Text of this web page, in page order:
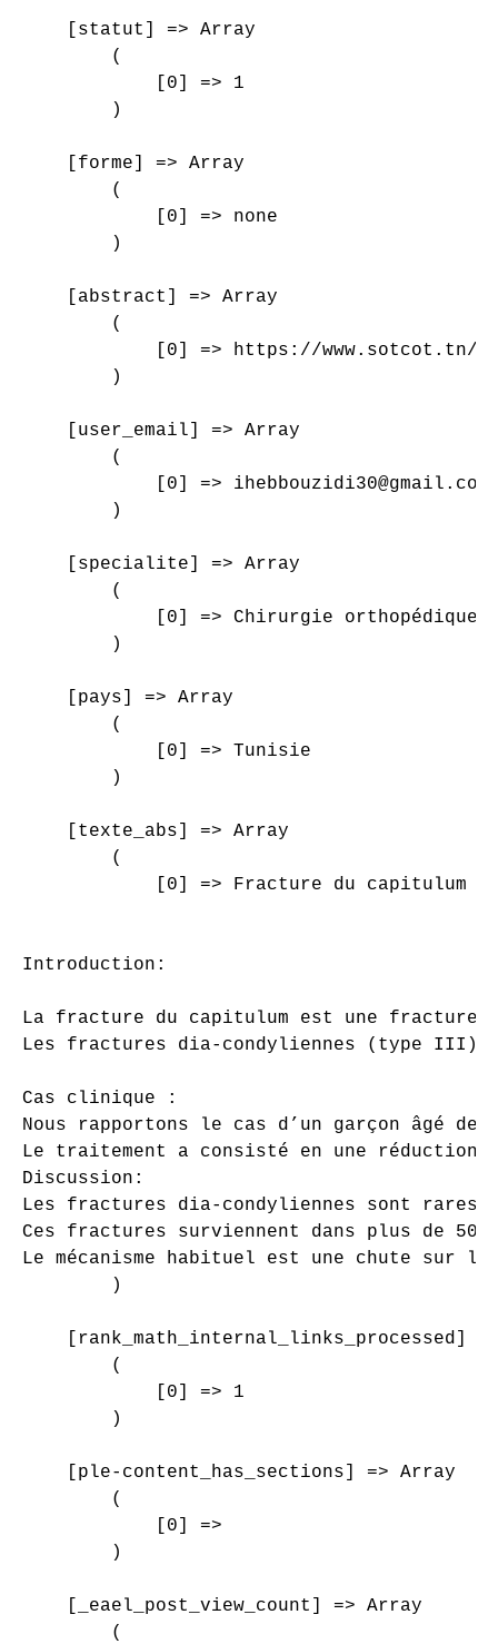
    [statut] => Array
        (
            [0] => 1
        )
    [forme] => Array
        (
            [0] => none
        )
    [abstract] => Array
        (
[0] => https://www.sotcot.tn/
        )
    [user_email] => Array
        (
            [0] => ihebbouzidi30@gmail.com
        )
    [specialite] => Array
        (
[0] => Chirurgie orthopédique
        )
    [pays] => Array
        (
            [0] => Tunisie
        )
    [texte_abs] => Array
        (
[0] => Fracture du capitulum
Introduction:
La fracture du capitulum est une
Les fractures dia-condyliennes (type III)
Cas clinique :
Nous rapportons le cas d’un garçon âgé
Le traitement a consisté en une
Discussion:
Les fractures dia-condyliennes sont rares
Ces fractures surviennent dans plus de 50
Le mécanisme habituel est une chute sur
        )
[rank_math_internal_links_processed]
        (
            [0] => 1
        )
    [ple-content_has_sections] => Array
        (
            [0] =>
        )
    [_eael_post_view_count] => Array
        (